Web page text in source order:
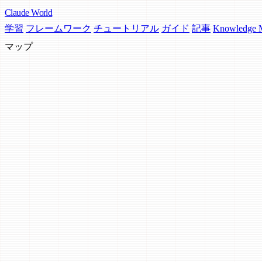
Claude World
学習 フレームワーク チュートリアル ガイド 記事 Knowledge
マップ